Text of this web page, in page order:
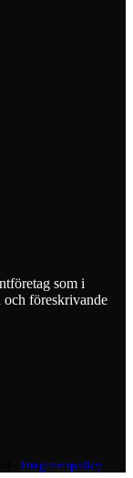
som i
föreskrivande
Integritetspolicy